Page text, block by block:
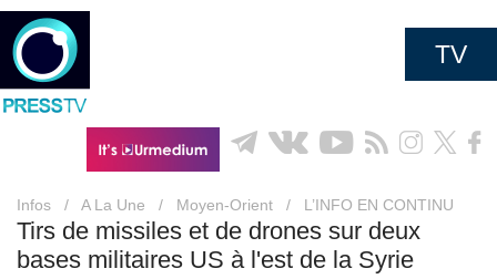
TV
Infos / A La Une / Moyen-Orient / L’INFO EN CONTINU
Tirs de missiles et de drones sur deux
bases militaires US à l'est de la Syrie